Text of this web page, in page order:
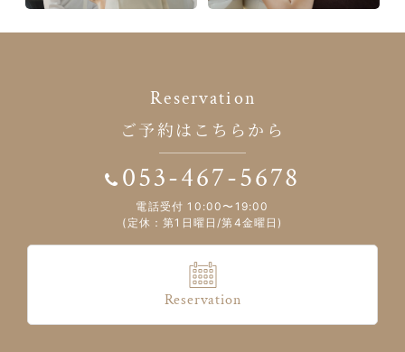
Reservation
ご予約はこちらから
053-467-5678
電話受付 10:00〜19:00
(定休：第1日曜日/第4金曜日)
Reservation